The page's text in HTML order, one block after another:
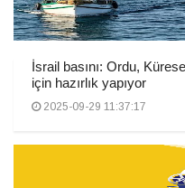
İsrail basını: Ordu,
için hazırlık yapıyor
2025-09-29 11:37:17